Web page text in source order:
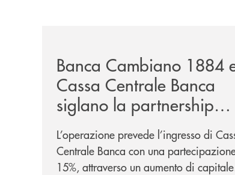
Banca Cambiano 1884
Cassa Centrale Banca
siglano la partnership
strategica
L’operazione prevede l’ingresso di
Centrale Banca con una
15%, attraverso un aumento di capitale